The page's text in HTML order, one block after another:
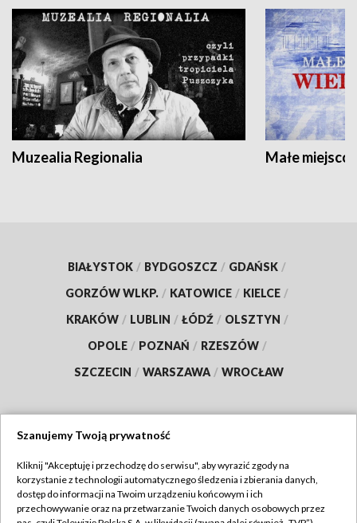
Muzealia Regionalia Małe
BIAŁYSTOK / BYDGOSZCZ / GDAŃSK /
GORZÓW WLKP. / KATOWICE / KIELCE /
KRAKÓW / LUBLIN / ŁÓDŹ / OLSZTYN /
OPOLE / POZNAŃ / RZESZÓW /
SZCZECIN / WARSZAWA / WROCŁAW
TVP
Abonament TVP
Regulamin TVP
Szanujemy Twoją prywatność
Kliknij "Akceptuję i przechodzę do serwisu", aby wyrazić zgody na
korzystanie z technologii automatycznego śledzenia i zbierania danych,
dostęp do informacji na Twoim urządzeniu końcowym i ich
przechowywanie oraz na przetwarzanie Twoich danych osobowych przez